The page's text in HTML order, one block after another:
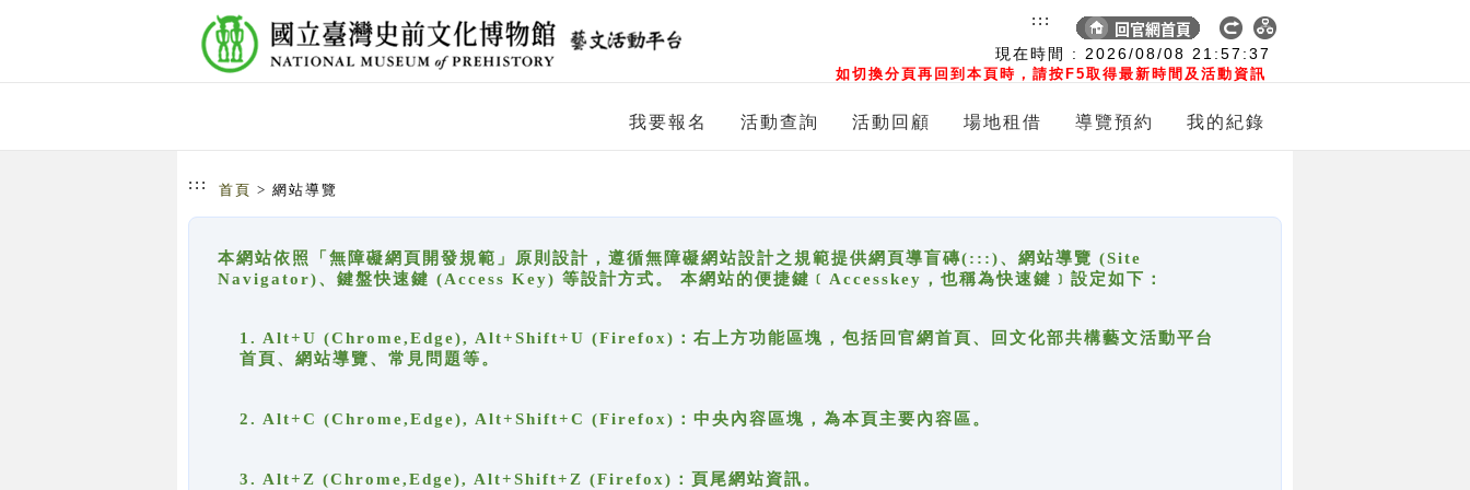
現在時間 : 2026/08/08 21:57:37
如切換分頁再回到本頁時，請按F5取得最新時間及活動資訊
:::
我要報名 活動查詢 活動回顧 場地租借 導覽預約 我的紀錄
::: 首頁 > 網站導覽
本網站依照「無障礙網頁開發規範」原則設計，遵循無障礙網站設計之規範提供網頁導盲磚(:::)、網站導覽 (Site
Navigator)、鍵盤快速鍵 (Access Key) 等設計方式。 本網站的便捷鍵﹝Accesskey，也稱為快速鍵﹞設定如下：
1. Alt+U (Chrome,Edge), Alt+Shift+U (Firefox)：右上方功能區塊，包括回官網首頁、回文化部共構藝文活動平台
首頁、網站導覽、常見問題等。
2. Alt+C (Chrome,Edge), Alt+Shift+C (Firefox)：中央內容區塊，為本頁主要內容區。
3. Alt+Z (Chrome,Edge), Alt+Shift+Z (Firefox)：頁尾網站資訊。